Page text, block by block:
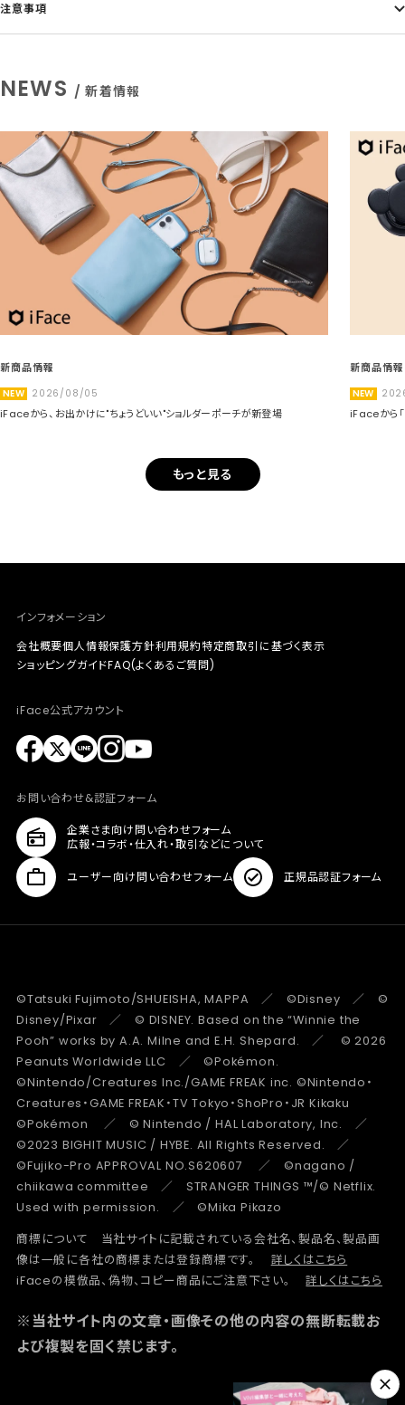
注意事項
NEWS / 新着情報
新商品情報
NEW 2026/08/05
iFaceから、お出かけに"ちょうどいい"ショルダーポーチが新登場
新商品情報
NEW
iFaceから
もっと見る
インフォメーション
会社概要個人情報保護方針利用規約特定商取引に基づく表示
ショッピングガイドFAQ(よくあるご質問)
iFace公式アカウント
お問い合わせ&認証フォーム
企業さま向け問い合わせフォーム
広報・コラボ・仕入れ・取引などについて
ユーザー向け問い合わせフォーム 正規品認証フォーム
©Tatsuki Fujimoto/SHUEISHA, MAPPA ／ ©Disney ／ ©
Disney/Pixar ／ © DISNEY. Based on the “Winnie the
Pooh” works by A.A. Milne and E.H. Shepard. ／ © 2026
Peanuts Worldwide LLC ／ ©Pokémon.
©Nintendo/Creatures Inc./GAME FREAK inc. ©Nintendo・
Creatures・GAME FREAK・TV Tokyo・ShoPro・JR Kikaku
©Pokémon ／ © Nintendo / HAL Laboratory, Inc. ／
©2023 BIGHIT MUSIC / HYBE. All Rights Reserved. ／
©Fujiko-Pro APPROVAL NO.S620607 ／ ©nagano /
chiikawa committee ／ STRANGER THINGS ™/© Netflix.
Used with permission. ／ ©Mika Pikazo
商標について 当社サイトに記載されている会社名、製品名、製品画
像は一般に各社の商標または登録商標です。
詳しくはこちら
iFaceの模倣品、偽物、コピー商品にご注意下さい。
詳しくはこちら
※当社サイト内の文章・画像その他の内容の無断転載お
よび複製を固く禁じます。